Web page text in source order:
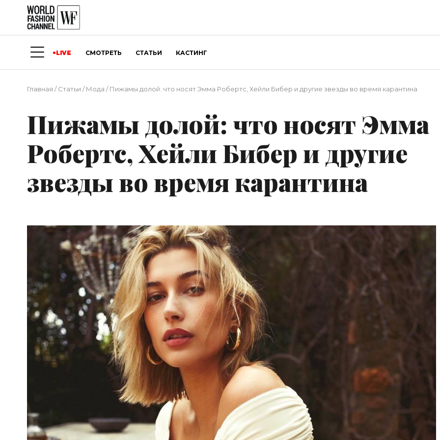
LIVE СМОТРЕТЬ СТАТЬИ КАСТИНГ
Главная /Статьи /Мода /Пижамы долой: что носят Эмма Робертс, Хейли Бибер и другие звезды во время карантина
Пижамы долой: что носят Эмма
Робертс, Хейли Бибер и другие
звезды во время карантина